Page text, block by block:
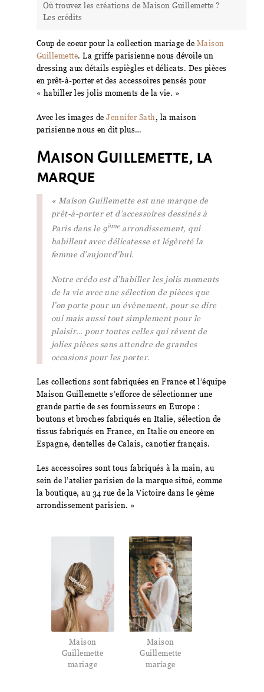
Où trouvez les créations de Maison Guillemette ?
Les crédits
Coup de coeur pour la collection mariage de Maison
Guillemette. La griffe parisienne nous dévoile un
dressing aux détails espiègles et délicats. Des pièces
en prêt-à-porter et des accessoires pensés pour
« habiller les jolis moments de la vie. »
Avec les images de Jennifer Sath, la maison
parisienne nous en dit plus…
Maison Guillemette, la
marque
« Maison Guillemette est une marque de
prêt-à-porter et d’accessoires dessinés à
Paris dans le 9èmearrondissement, qui
habillent avec délicatesse et légèreté la
femme d’aujourd’hui.
Notre crédo est d’habiller les jolis moments
de la vie avec une sélection de pièces que
l’on porte pour un évènement, pour se dire
oui mais aussi tout simplement pour le
plaisir… pour toutes celles qui rêvent de
jolies pièces sans attendre de grandes
occasions pour les porter.
Les collections sont fabriquées en France et l’équipe
Maison Guillemette s’efforce de sélectionner une
grande partie de ses fournisseurs en Europe :
boutons et broches fabriqués en Italie, sélection de
tissus fabriqués en France, en Italie ou encore en
Espagne, dentelles de Calais, canotier français.
Les accessoires sont tous fabriqués à la main, au
sein de l’atelier parisien de la marque situé, comme
la boutique, au 34 rue de la Victoire dans le 9ème
arrondissement parisien. »
Maison
Guillemette
mariage
Maison
Guillemette
mariage